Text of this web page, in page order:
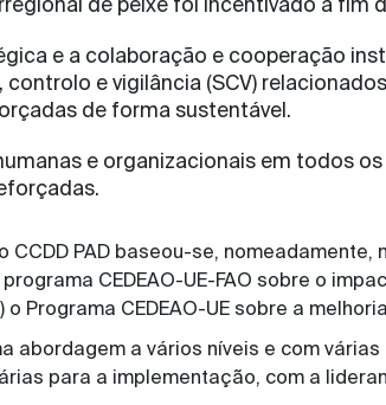
e a colaboração e cooperação
controlo e vigilância (SCV)
de forma sustentável.
e organizacionais em todos
CCDD PAD baseou-se,
CEDEAO-UE-FAO sobre o
o Programa CEDEAO-UE sobre a
abordagem a vários níveis e com
para a implementação, com a